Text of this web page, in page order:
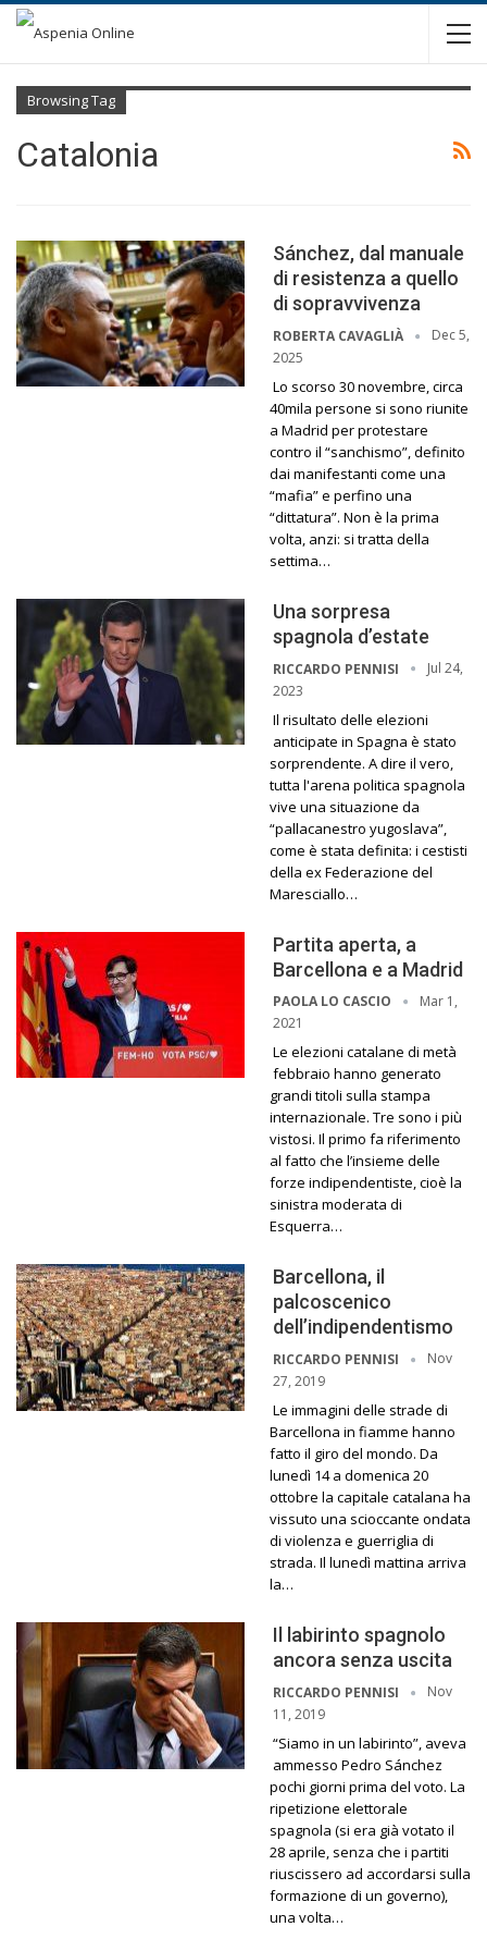
Browsing Tag
Catalonia
Sánchez, dal manuale
di resistenza a quello
di sopravvivenza
ROBERTA CAVAGLIÀ
Dec 5,
2025
Lo scorso 30 novembre, circa
40mila persone si sono riunite
a Madrid per protestare
contro il “sanchismo”, definito
dai manifestanti come una
“mafia” e perfino una
“dittatura”. Non è la prima
volta, anzi: si tratta della
settima…
Una sorpresa
spagnola d’estate
RICCARDO PENNISI
Jul 24,
2023
Il risultato delle elezioni
anticipate in Spagna è stato
sorprendente. A dire il vero,
tutta l'arena politica spagnola
vive una situazione da
“pallacanestro yugoslava”,
come è stata definita: i cestisti
della ex Federazione del
Maresciallo…
Partita aperta, a
Barcellona e a Madrid
PAOLA LO CASCIO
Mar 1,
2021
Le elezioni catalane di metà
febbraio hanno generato
grandi titoli sulla stampa
internazionale. Tre sono i più
vistosi. Il primo fa riferimento
al fatto che l’insieme delle
forze indipendentiste, cioè la
sinistra moderata di
Esquerra…
Barcellona, il
palcoscenico
dell’indipendentismo
RICCARDO PENNISI
Nov
27, 2019
Le immagini delle strade di
Barcellona in fiamme hanno
fatto il giro del mondo. Da
lunedì 14 a domenica 20
ottobre la capitale catalana ha
vissuto una scioccante ondata
di violenza e guerriglia di
strada. Il lunedì mattina arriva
la…
Il labirinto spagnolo
ancora senza uscita
RICCARDO PENNISI
Nov
11, 2019
“Siamo in un labirinto”, aveva
ammesso Pedro Sánchez
pochi giorni prima del voto. La
ripetizione elettorale
spagnola (si era già votato il
28 aprile, senza che i partiti
riuscissero ad accordarsi sulla
formazione di un governo),
una volta…